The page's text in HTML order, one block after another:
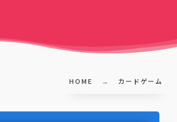
HOME カードゲーム